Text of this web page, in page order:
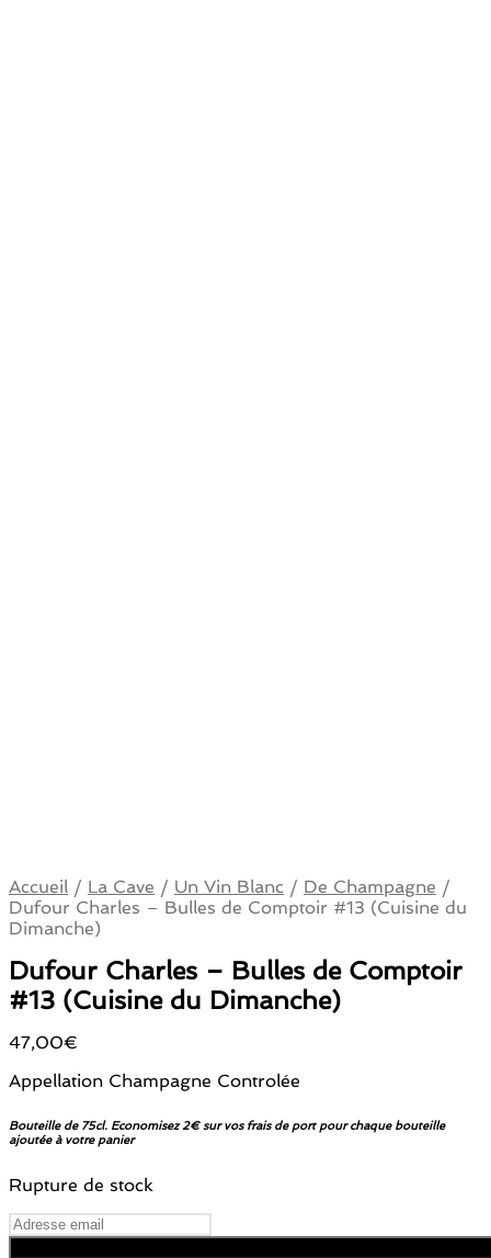
Accueil / La Cave / Un Vin Blanc / De Champagne /
Dufour Charles – Bulles de Comptoir #13 (Cuisine du
Dimanche)
Dufour Charles – Bulles de Comptoir
#13 (Cuisine du Dimanche)
47,00€
Appellation Champagne Controlée
Bouteille de 75cl. Economisez 2€ sur vos frais de port pour chaque bouteille
ajoutée à votre panier
Rupture de stock